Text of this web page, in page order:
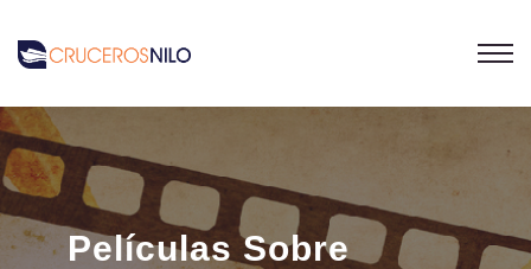
Películas Sobre